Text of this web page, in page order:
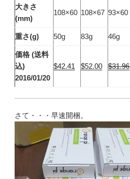
大きさ
(mm)
108×60 108×67 93×60
重さ(g) 50g 83g 46g
価格 (送料
込)
2016/01/20
$42.41 $52.00 $31.96
さて・・・早速開梱。